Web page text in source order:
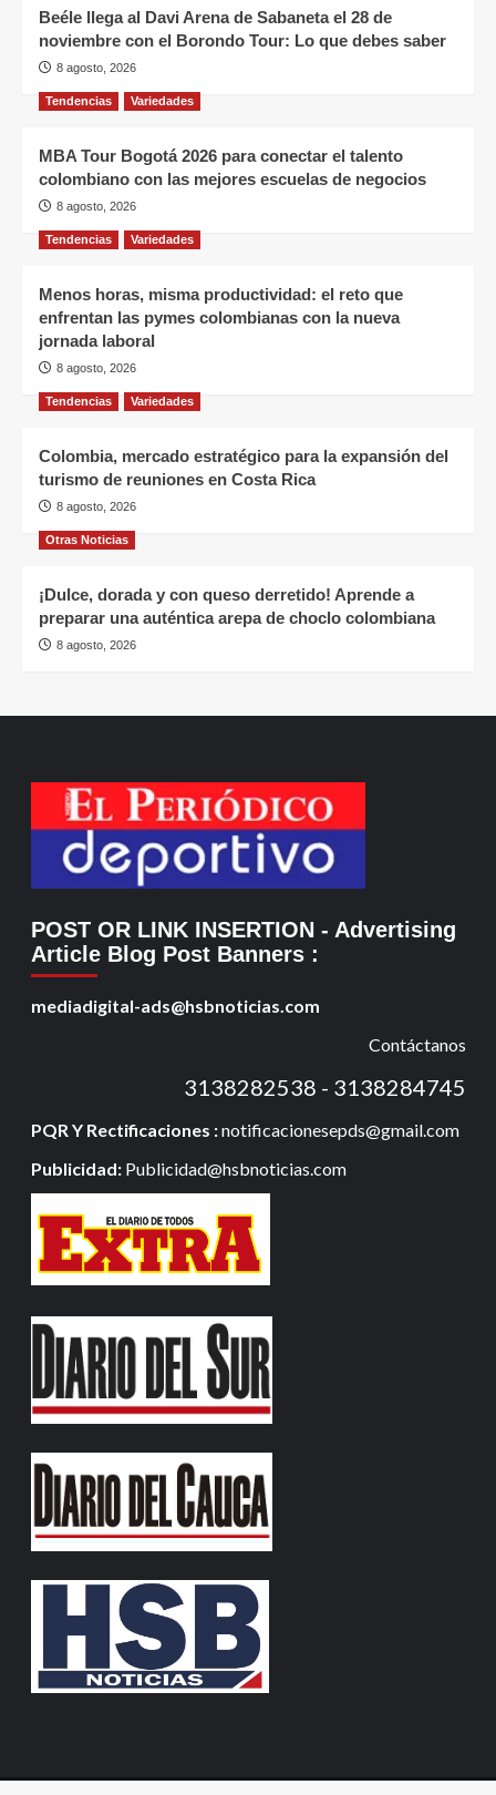
Beéle llega al Davi Arena de Sabaneta el 28 de
noviembre con el Borondo Tour: Lo que debes saber
8 agosto, 2026
Tendencias Variedades
MBA Tour Bogotá 2026 para conectar el talento
colombiano con las mejores escuelas de negocios
8 agosto, 2026
Tendencias Variedades
Menos horas, misma productividad: el reto que
enfrentan las pymes colombianas con la nueva
jornada laboral
8 agosto, 2026
Tendencias Variedades
Colombia, mercado estratégico para la expansión del
turismo de reuniones en Costa Rica
8 agosto, 2026
Otras Noticias
¡Dulce, dorada y con queso derretido! Aprende a
preparar una auténtica arepa de choclo colombiana
8 agosto, 2026
POST OR LINK INSERTION - Advertising
Article Blog Post Banners :
mediadigital-ads@hsbnoticias.com
Contáctanos
3138282538 - 3138284745
PQR Y Rectificaciones :notificacionesepds@gmail.com
Publicidad: Publicidad@hsbnoticias.com